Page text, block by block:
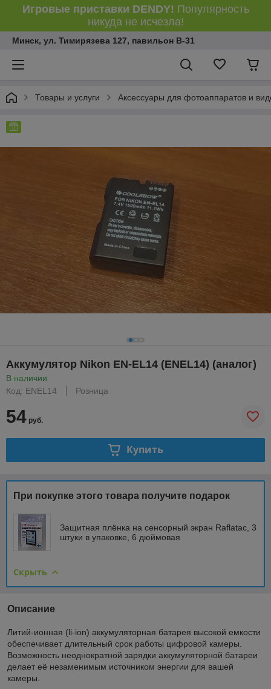
Игровые приставки DENDY! Популярность
никуда не исчезла!
Минск, ул. Тимирязева 127, павильон В-31
Товары и услуги Аксессуары для фотоаппаратов и
Аккумулятор Nikon EN-EL14 (ENEL14) (аналог)
В наличии
Код: ENEL14
Розница
54 руб.
Купить
При покупке этого товара получите подарок
Защитная плёнка на сенсорный экран Raflatac, 3
штуки в упаковке, 6 дюймовая
Скрыть
Описание
Литий-ионная (li-ion) аккумуляторная батарея высокой емкости
обеспечивает длительный срок работы цифровой камеры.
Возможность неоднократной зарядки аккумуляторной батареи
делает её незаменимым источником энергии для вашей
камеры.